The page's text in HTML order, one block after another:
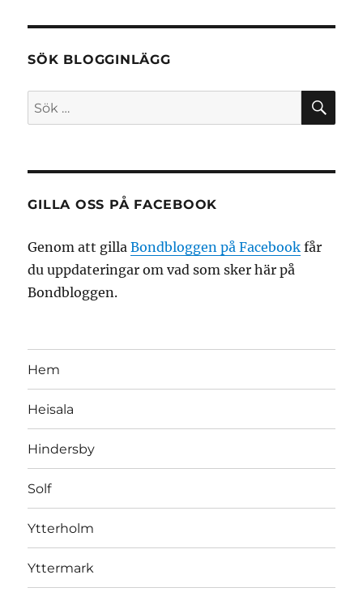
SÖK BLOGGINLÄGG
Sök
efter:
GILLA OSS PÅ FACEBOOK
Genom att gillaBondbloggen på Facebook får
du uppdateringar om vad som sker här på
Bondbloggen.
Hem
Heisala
Hindersby
Solf
Ytterholm
Yttermark